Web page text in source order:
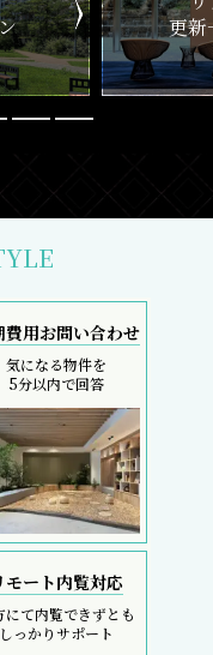
費用お問い合わせ
気になる物件を
5分以内で回答
モート内覧対応
にて内覧できずとも
しっかりサポート